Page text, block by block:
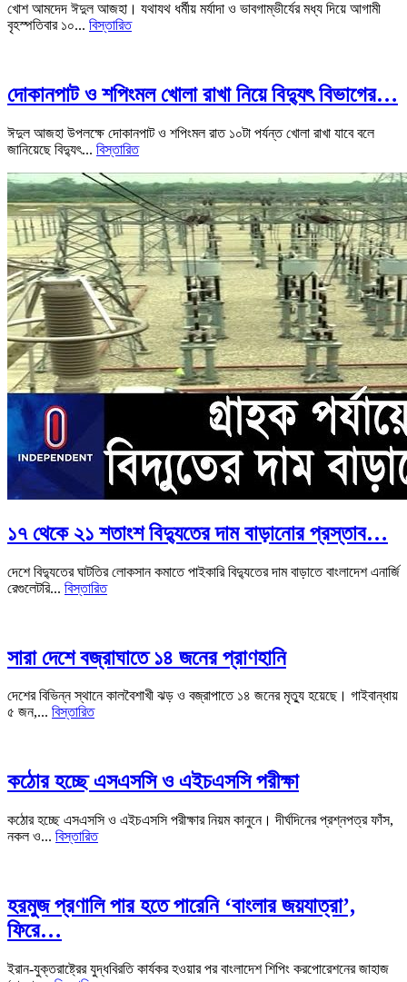
খোশ আমদেদ ঈদুল আজহা। যথাযথ ধর্মীয় মর্যাদা ও ভাবগাম্ভীর্যের মধ্য দিয়ে আগামী
বৃহস্পতিবার ১০... বিস্তারিত
দোকানপাট ও শপিংমল খোলা রাখা নিয়ে বিদ্যুৎ বিভাগের…
ঈদুল আজহা উপলক্ষে দোকানপাট ও শপিংমল রাত ১০টা পর্যন্ত খোলা রাখা যাবে বলে
জানিয়েছে বিদ্যুৎ... বিস্তারিত
১৭ থেকে ২১ শতাংশ বিদ্যুতের দাম বাড়ানোর প্রস্তাব…
দেশে বিদ্যুতের ঘাটতির লোকসান কমাতে পাইকারি বিদ্যুতের দাম বাড়াতে বাংলাদেশ এনার্জি
রেগুলেটরি... বিস্তারিত
সারা দেশে বজ্রাঘাতে ১৪ জনের প্রাণহানি
দেশের বিভিন্ন স্থানে কালবৈশাখী ঝড় ও বজ্রাপাতে ১৪ জনের মৃত্যু হয়েছে। গাইবান্ধায়
৫ জন,... বিস্তারিত
কঠোর হচ্ছে এসএসসি ও এইচএসসি পরীক্ষা
কঠোর হচ্ছে এসএসসি ও এইচএসসি পরীক্ষার নিয়ম কানুনে। দীর্ঘদিনের প্রশ্নপত্র ফাঁস,
নকল ও... বিস্তারিত
হরমুজ প্রণালি পার হতে পারেনি ‘বাংলার জয়যাত্রা’,
ফিরে…
ইরান-যুক্তরাষ্ট্রের যুদ্ধবিরতি কার্যকর হওয়ার পর বাংলাদেশ শিপিং করপোরেশনের জাহাজ